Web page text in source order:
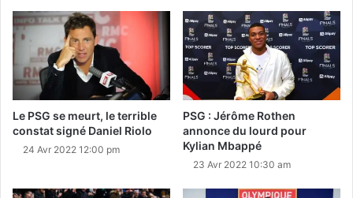
Le PSG se meurt, le terrible
constat signé Daniel Riolo
24 Avr 2022 12:00 pm
PSG : Jérôme Rothen
annonce du lourd pour
Kylian Mbappé
23 Avr 2022 10:30 am